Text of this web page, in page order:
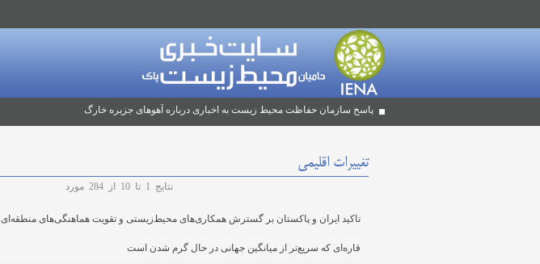
پاسخ سازمان حفاظت محیط زیست به اخباری درباره آهوهای جزیره خارگ
تغییرات اقلیمی
نتایج 1 تا 10 از 284 مورد
تاکید ایران و پاکستان بر گسترش همکاری‌های محیط‌زیستی و تقویت هماهنگی‌های منطقه‌ای
قاره‌ای که سریع‌تر از میانگین جهانی در حال گرم شدن است